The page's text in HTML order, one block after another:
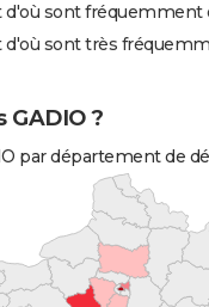
sont fréquemment
sont très
GADIO ?
par département de